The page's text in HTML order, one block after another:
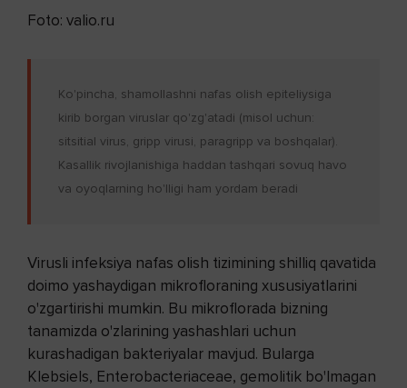
Foto: valio.ru
Ko'pincha, shamollashni nafas olish epiteliysiga
kirib borgan viruslar qo'zg'atadi (misol uchun:
sitsitial virus, gripp virusi, paragripp va boshqalar).
Kasallik rivojlanishiga haddan tashqari sovuq havo
va oyoqlarning ho'lligi ham yordam beradi
Virusli infeksiya nafas olish tizimining shilliq qavatida
doimo yashaydigan mikrofloraning xususiyatlarini
o'zgartirishi mumkin. Bu mikroflorada bizning
tanamizda o'zlarining yashashlari uchun
kurashadigan bakteriyalar mavjud. Bularga
Klebsiels, Enterobacteriaceae, gemolitik bo'lmagan